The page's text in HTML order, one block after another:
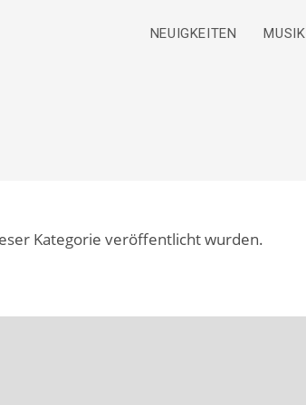
NEUIGKEITEN MUSIK
Kategorie veröffentlicht wurden.